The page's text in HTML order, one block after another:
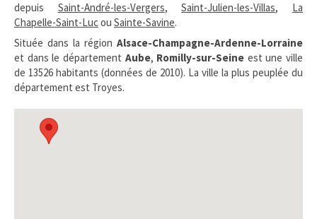
depuis Saint-André-les-Vergers,Saint-Julien-les-Villas, La
Chapelle-Saint-Lucou Sainte-Savine.
Située dans la région Alsace-Champagne-Ardenne-Lorraine
et dans le département Aube, Romilly-sur-Seine est une ville
de 13526 habitants (données de 2010). La ville la plus peuplée du
département est Troyes.